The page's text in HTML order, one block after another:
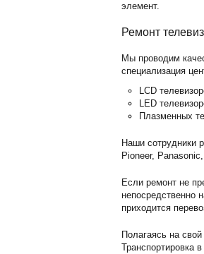
элемент.
Ремонт
Мы проводим
специализация
LCD
LED
Плазменных
Наши сотрудники
Pioneer,
Если ремонт не
непосредственно
приходится
Полагаясь на
Транспортировка